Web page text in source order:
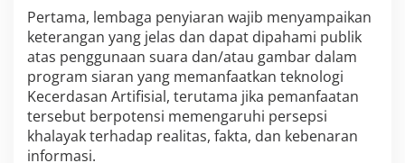
Pertama, lembaga penyiaran wajib menyampaikan
keterangan yang jelas dan dapat dipahami publik
atas penggunaan suara dan/atau gambar dalam
program siaran yang memanfaatkan teknologi
Kecerdasan Artifisial, terutama jika pemanfaatan
tersebut berpotensi memengaruhi persepsi
khalayak terhadap realitas, fakta, dan kebenaran
informasi.